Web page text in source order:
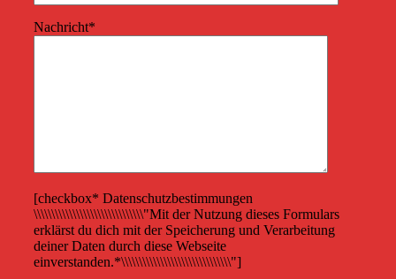
Nachricht*
[checkbox* Datenschutzbestimmungen
\\\\\\\\\\\\\\\\\\\\\\\\\\\\\\\"Mit der Nutzung dieses Formulars
erklärst du dich mit der Speicherung und Verarbeitung
deiner Daten durch diese Webseite
einverstanden.*\\\\\\\\\\\\\\\\\\\\\\\\\\\\\\\"]